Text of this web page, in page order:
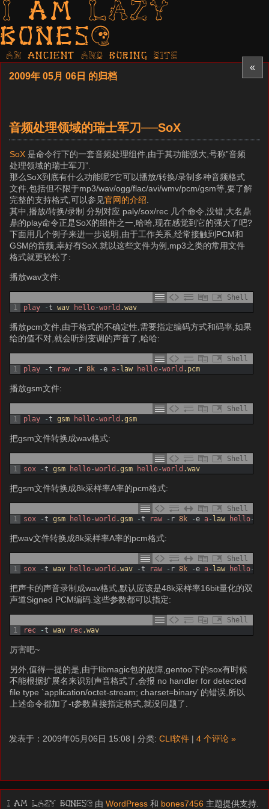
I am LAZY
bones?
AN ancient AND boring SITE
«
2009年 05月 06日 的归档
音频处理领域的瑞士军刀──SoX
SoX 是命令行下的一套音频处理组件,由于其功能强大,号称”音频
处理领域的瑞士军刀”.
那么SoX到底有什么功能呢?它可以播放/转换/录制多种音频格式
文件,包括但不限于mp3/wav/ogg/flac/avi/wmv/pcm/gsm等,要了解
完整的支持格式,可以参见官网的介绍
其中,播放/转换/录制 分别对应 paly/sox/rec 几个命令,没错,大名鼎
鼎的play命令正是SoX的组件之一,哈哈,现在感觉到它的强大了吧?
下面用几个例子来进一步说明,由于工作关系,经常接触到PCM和
GSM的音频,幸好有SoX.就以这些文件为例,mp3之类的常用文件
格式就更轻松了:
播放wav文件:
Shell
1
play -t wav hello-world .wav
播放pcm文件,由于格式的不确定性,需要指定编码方式和码率,如果
给的值不对,就会听到变调的声音了,哈哈:
Shell
1
play -t raw - r 8k -e a- law hello-world .pcm
播放gsm文件:
Shell
1
play -t gsm hello-world .gsm
把gsm文件转换成wav格式:
Shell
1
sox -t gsm hello-world .gsm hello-world .wav
把gsm文件转换成8k采样率A率的pcm格式:
Shell
1
sox -t gsm hello-world .gsm -t raw - r 8k -e a- law hello-
把wav文件转换成8k采样率A率的pcm格式:
Shell
1
sox -t wav hello-world .wav -t raw - r 8k -e a- law hello-
把声卡的声音录制成wav格式,默认应该是48k采样率16bit量化的双
声道Signed PCM编码.这些参数都可以指定:
Shell
1
rec -t wav rec.wav
厉害吧~
另外,值得一提的是,由于libmagic包的故障,gentoo下的sox有时候
不能根据扩展名来识别声音格式了,会报 no handler for detected
file type `application/octet-stream; charset=binary’ 的错误,所以
上述命令都加了-t参数直接指定格式,就没问题了.
发表于：2009年05月06日 15:08 | 分类: CLI软件 | 4 个评论 »
I am LAZY bones? 由WordPress 和 bones7456 主题提供支持.